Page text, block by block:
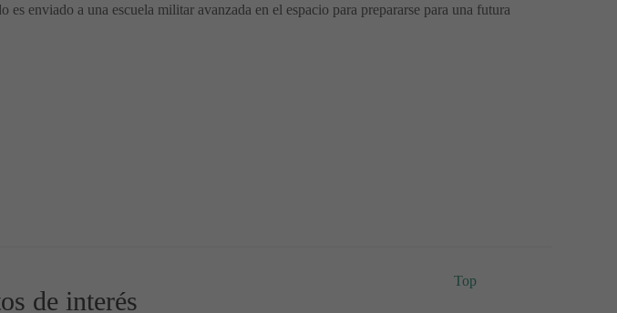
enviado a una escuela militar avanzada en el espacio para prepararse para una futura
de interés
Top